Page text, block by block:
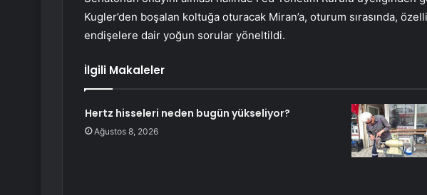
Kugler’den boşalan koltuğa oturacak Miran’a, oturum sırasında,
endişelere dair yoğun sorular yöneltildi.
İlgili Makaleler
Hertz hisseleri neden bugün yükseliyor?
Ağustos 8, 2026